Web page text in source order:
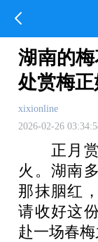
湖南的
处赏梅正
xixionline
2026-02-26
正月赏
火。湖南
那抹胭红
请收好这
赴一场春梅